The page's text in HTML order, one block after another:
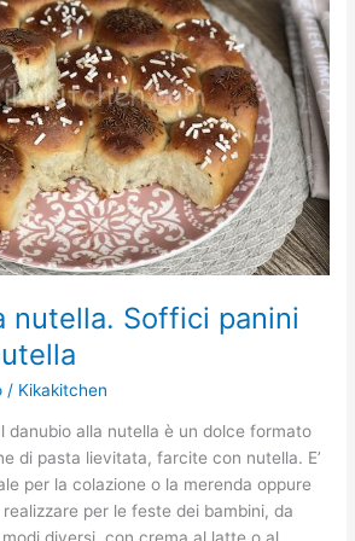
nutella. Soffici panini
/ Kikakitchen
danubio alla nutella è un dolce formato
di pasta lievitata, farcite con nutella. E’
per la colazione o la merenda oppure
realizzare per le feste dei bambini, da